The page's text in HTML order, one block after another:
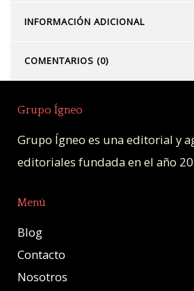
INFORMACIÓN ADICIONAL
COMENTARIOS (0)
Grupo Ígneo
Grupo Ígneo es una editorial y
editoriales fundada en el año
Menú
Blog
Contacto
Nosotros